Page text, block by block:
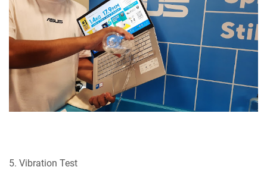
5. Vibration Test